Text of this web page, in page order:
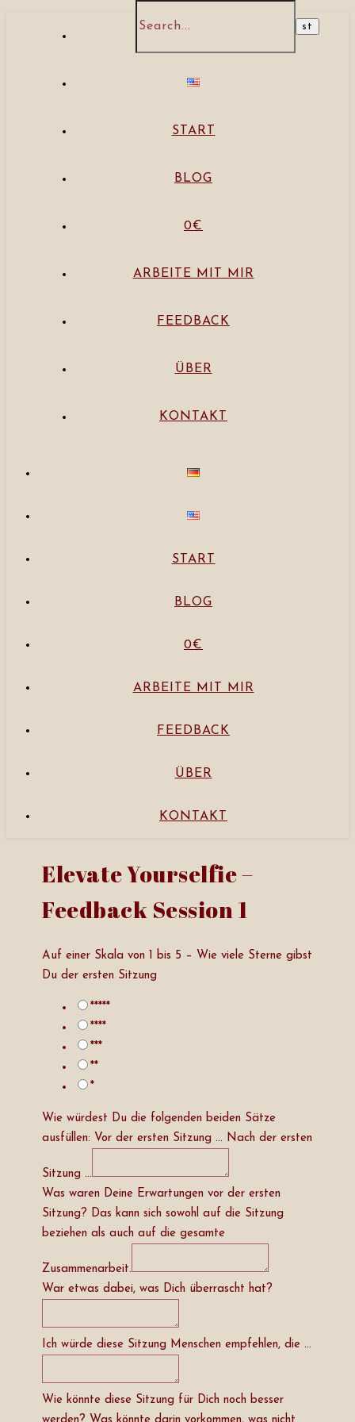
START
BLOG
0€
ARBEITE MIT MIR
FEEDBACK
ÜBER
KONTAKT
START
BLOG
0€
ARBEITE MIT MIR
FEEDBACK
ÜBER
KONTAKT
Elevate Yourselfie –
Feedback Session 1
Auf einer Skala von 1 bis 5 – Wie viele Sterne gibst
Du der ersten Sitzung
*****
****
***
**
*
Wie würdest Du die folgenden beiden Sätze
ausfüllen: Vor der ersten Sitzung … Nach der ersten
Sitzung …
Was waren Deine Erwartungen vor der ersten
Sitzung? Das kann sich sowohl auf die Sitzung
beziehen als auch auf die gesamte
Zusammenarbeit.
War etwas dabei, was Dich überrascht hat?
Ich würde diese Sitzung Menschen empfehlen, die …
Wie könnte diese Sitzung für Dich noch besser